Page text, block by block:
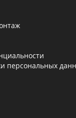
персональных